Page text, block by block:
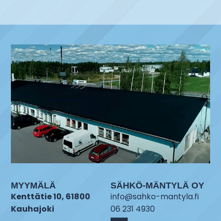
MYYMÄLÄ
Kenttätie 10, 61800
Kauhajoki
SÄHKÖ-MÄNTYLÄ OY
info@sahko-mantyla.fi
06 231 4930